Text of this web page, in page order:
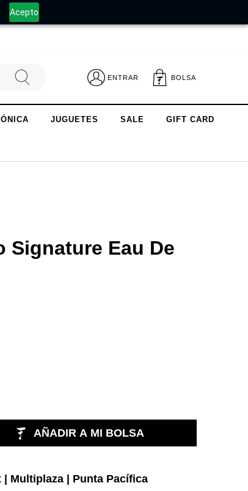
Acepto
ENTRAR BOLSA
JUGUETES SALE GIFT CARD
Signature Eau De
AÑADIR A MI BOLSA
| Multiplaza | Punta Pacífica